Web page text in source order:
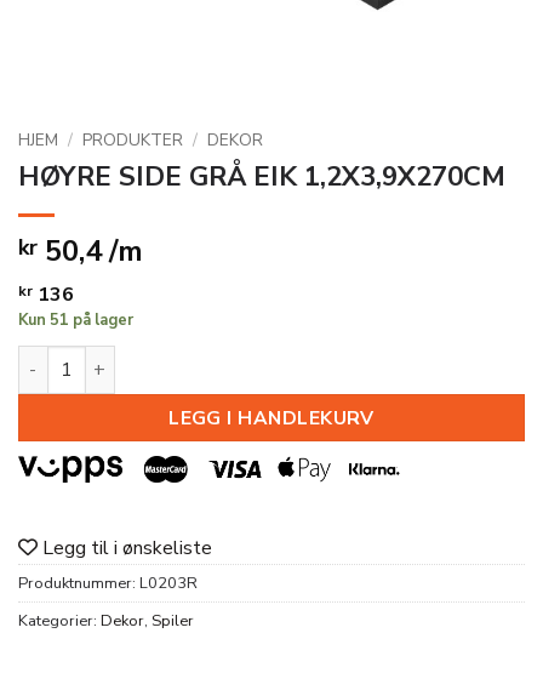
HJEM / PRODUKTER / DEKOR
HØYRE SIDE GRÅ EIK 1,2X3,9X270CM
kr 50,4 /m
kr 136
Kun 51 på lager
HØYRE SIDE GRÅ EIK 1,2X3,9X270CM antall
LEGG I HANDLEKURV
Legg til i ønskeliste
Produktnummer: L0203R
Kategorier: Dekor, Spiler